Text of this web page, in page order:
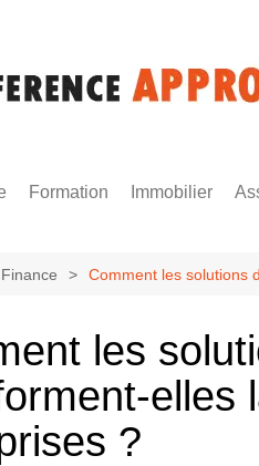
Formation Immobilier
Finance Comment les solutions
les
elles
?